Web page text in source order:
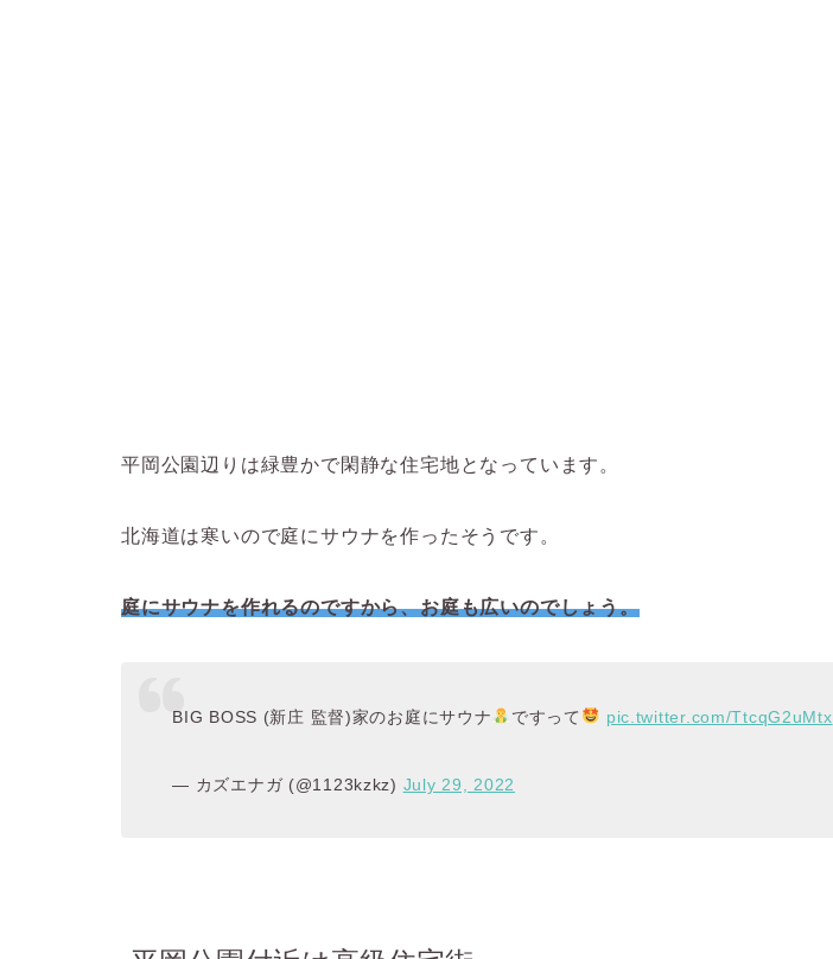
平岡公園辺りは緑豊かで閑静な住宅地となっています。
北海道は寒いので庭にサウナを作ったそうです。
庭にサウナを作れるのですから、お庭も広いのでしょう。
BIG BOSS (新庄 監督)家のお庭にサウナ ですって pic.twitter.com/TtcqG2uMtx
— カズエナガ (@1123kzkz) July 29, 2022